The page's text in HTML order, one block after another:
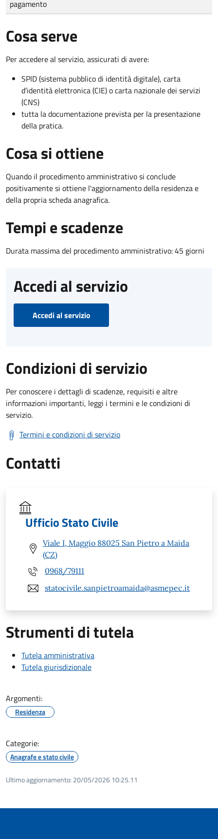
pagamento
Cosa serve
Per accedere al servizio, assicurati di avere:
SPID (sistema pubblico di identità digitale), carta
d’identità elettronica (CIE) o carta nazionale dei servizi
(CNS)
tutta la documentazione prevista per la presentazione
della pratica.
Cosa si ottiene
Quando il procedimento amministrativo si conclude
positivamente si ottiene l'aggiornamento della residenza e
della propria scheda anagrafica.
Tempi e scadenze
Durata massima del procedimento amministrativo: 45 giorni
Accedi al servizio
Accedi al servizio
Condizioni di servizio
Per conoscere i dettagli di scadenze, requisiti e altre
informazioni importanti, leggi i termini e le condizioni di
servizio.
Termini e condizioni di servizio
Contatti
Ufficio Stato Civile
Viale I, Maggio 88025 San Pietro a Maida
(CZ)
0968/79111
statocivile.sanpietroamaida@asmepec.it
Strumenti di tutela
Tutela amministrativa
Tutela giurisdizionale
Argomenti:
Residenza
Categorie:
Anagrafe e stato civile
Ultimo aggiornamento: 20/05/2026 10:25.11